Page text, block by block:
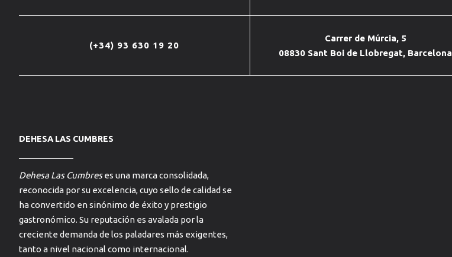
(+34) 93 630 19 20
Carrer de Múrcia, 5
08830 Sant Boi de Llobregat, Barcelona
DEHESA LAS CUMBRES
Dehesa Las Cumbreses una marca consolidada,
reconocida por su excelencia, cuyo sello de calidad se
ha convertido en sinónimo de éxito y prestigio
gastronómico. Su reputación es avalada por la
creciente demanda de los paladares más exigentes,
tanto a nivel nacional como internacional.